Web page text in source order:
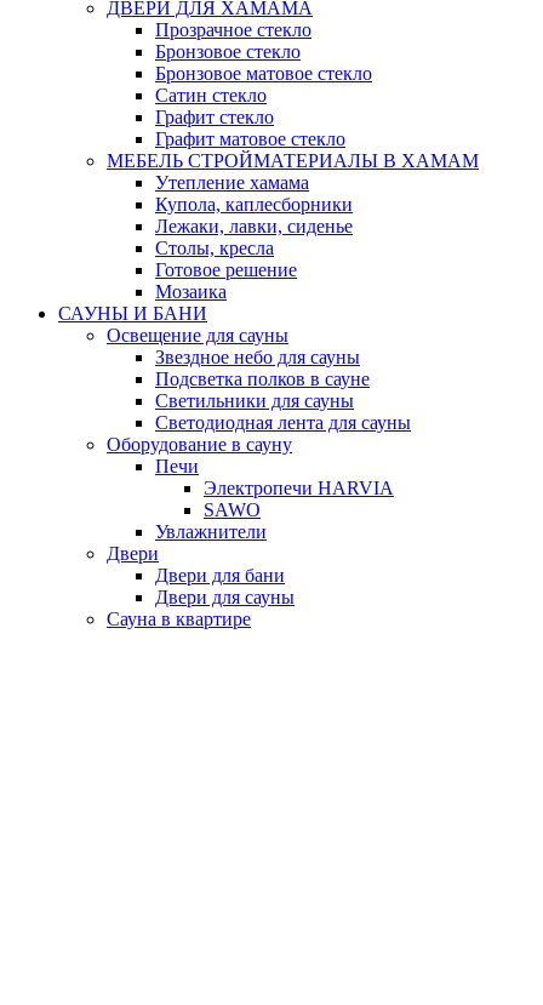
ДВЕРИ ДЛЯ ХАМАМА
Прозрачное стекло
Бронзовое стекло
Бронзовое матовое стекло
Сатин стекло
Графит стекло
Графит матовое стекло
МЕБЕЛЬ СТРОЙМАТЕРИАЛЫ В ХАМАМ
Утепление хамама
Купола, каплесборники
Лежаки, лавки, сиденье
Столы, кресла
Готовое решение
Мозаика
САУНЫ И БАНИ
Освещение для сауны
Звездное небо для сауны
Подсветка полков в сауне
Светильники для сауны
Светодиодная лента для сауны
Оборудование в сауну
Печи
Электропечи HARVIA
SAWO
Увлажнители
Двери
Двери для бани
Двери для сауны
Сауна в квартире